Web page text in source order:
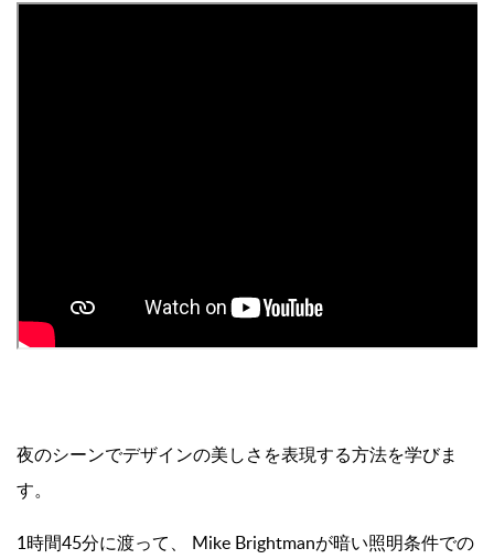
夜のシーンでデザインの美しさを表現する方法を学びま
す。
1時間45分に渡って、 Mike Brightmanが暗い照明条件での